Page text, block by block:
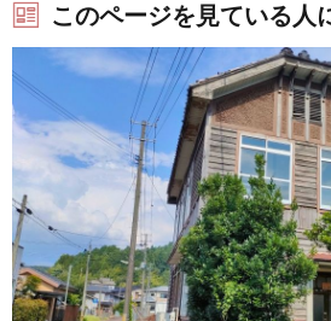
このページを見ている人